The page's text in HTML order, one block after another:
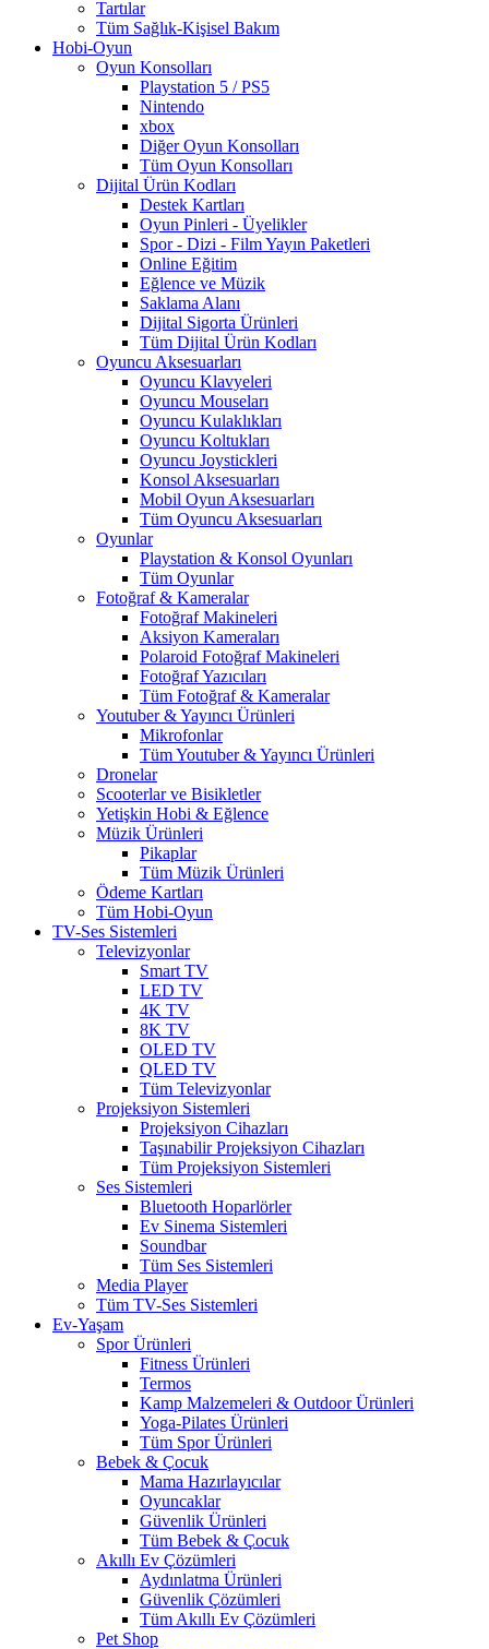
Tartılar
Tüm Sağlık-Kişisel Bakım
Hobi-Oyun
Oyun Konsolları
Playstation 5 / PS5
Nintendo
xbox
Diğer Oyun Konsolları
Tüm Oyun Konsolları
Dijital Ürün Kodları
Destek Kartları
Oyun Pinleri - Üyelikler
Spor - Dizi - Film Yayın Paketleri
Online Eğitim
Eğlence ve Müzik
Saklama Alanı
Dijital Sigorta Ürünleri
Tüm Dijital Ürün Kodları
Oyuncu Aksesuarları
Oyuncu Klavyeleri
Oyuncu Mouseları
Oyuncu Kulaklıkları
Oyuncu Koltukları
Oyuncu Joystickleri
Konsol Aksesuarları
Mobil Oyun Aksesuarları
Tüm Oyuncu Aksesuarları
Oyunlar
Playstation & Konsol Oyunları
Tüm Oyunlar
Fotoğraf & Kameralar
Fotoğraf Makineleri
Aksiyon Kameraları
Polaroid Fotoğraf Makineleri
Fotoğraf Yazıcıları
Tüm Fotoğraf & Kameralar
Youtuber & Yayıncı Ürünleri
Mikrofonlar
Tüm Youtuber & Yayıncı Ürünleri
Dronelar
Scooterlar ve Bisikletler
Yetişkin Hobi & Eğlence
Müzik Ürünleri
Pikaplar
Tüm Müzik Ürünleri
Ödeme Kartları
Tüm Hobi-Oyun
TV-Ses Sistemleri
Televizyonlar
Smart TV
LED TV
4K TV
8K TV
OLED TV
QLED TV
Tüm Televizyonlar
Projeksiyon Sistemleri
Projeksiyon Cihazları
Taşınabilir Projeksiyon Cihazları
Tüm Projeksiyon Sistemleri
Ses Sistemleri
Bluetooth Hoparlörler
Ev Sinema Sistemleri
Soundbar
Tüm Ses Sistemleri
Media Player
Tüm TV-Ses Sistemleri
Ev-Yaşam
Spor Ürünleri
Fitness Ürünleri
Termos
Kamp Malzemeleri & Outdoor Ürünleri
Yoga-Pilates Ürünleri
Tüm Spor Ürünleri
Bebek & Çocuk
Mama Hazırlayıcılar
Oyuncaklar
Güvenlik Ürünleri
Tüm Bebek & Çocuk
Akıllı Ev Çözümleri
Aydınlatma Ürünleri
Güvenlik Çözümleri
Tüm Akıllı Ev Çözümleri
Pet Shop